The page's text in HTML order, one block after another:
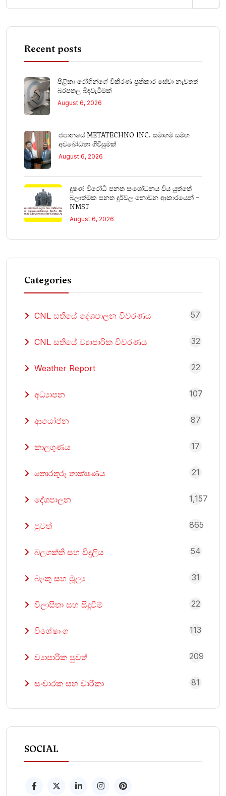
Recent posts
පිළිකා රෝගීන්ගේ විකිරණ ප්‍රතිකාර සේවා නැවතත්
බරපතල බිඳවැටීමක්
August 6, 2026
ජපානයේ METATECHNO INC. සමාගම සමඟ
අවබෝධතා ගිවිසුමක්
August 6, 2026
දූෂණ විරෝධී පනත සංශෝධනය විය යුත්තේ
බලාත්මක පනත දුර්වල නොවන ආකාරයෙන් –
NMSJ
August 6, 2026
Categories
CNL සතියේ දේශපාලන විවරණය 57
CNL සතියේ ව්‍යාපාරික විවරණය 32
Weather Report 22
අධ්‍යාපන 107
ආයෝජන 87
කාලගුණය 17
තොරතුරු තාක්ෂණය 21
දේශපාලන 1,157
පුවත් 865
බලශක්ති සහ විදුලිය 54
බැංකු සහ මූල්‍ය 31
විලාසිතා සහ සිදුවීම් 22
විශේෂාංග 113
ව්‍යාපාරික පුවත් 209
සංචාරක සහ චාරිකා 81
SOCIAL